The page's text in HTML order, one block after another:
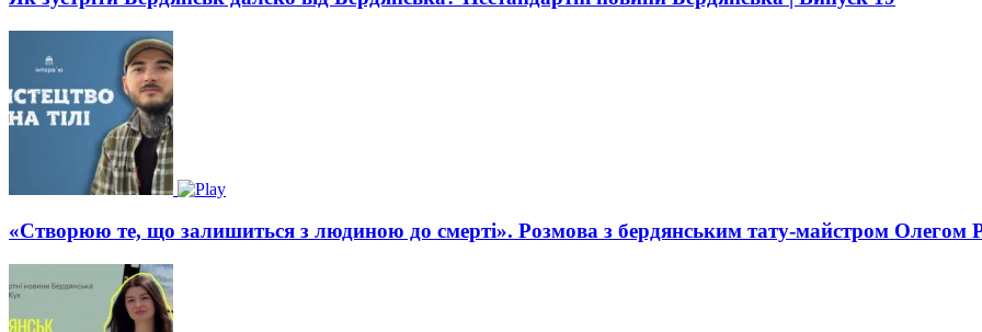
«Створюю те, що залишиться з людиною до смерті». Розмова з бердянським тату-майстром Олегом